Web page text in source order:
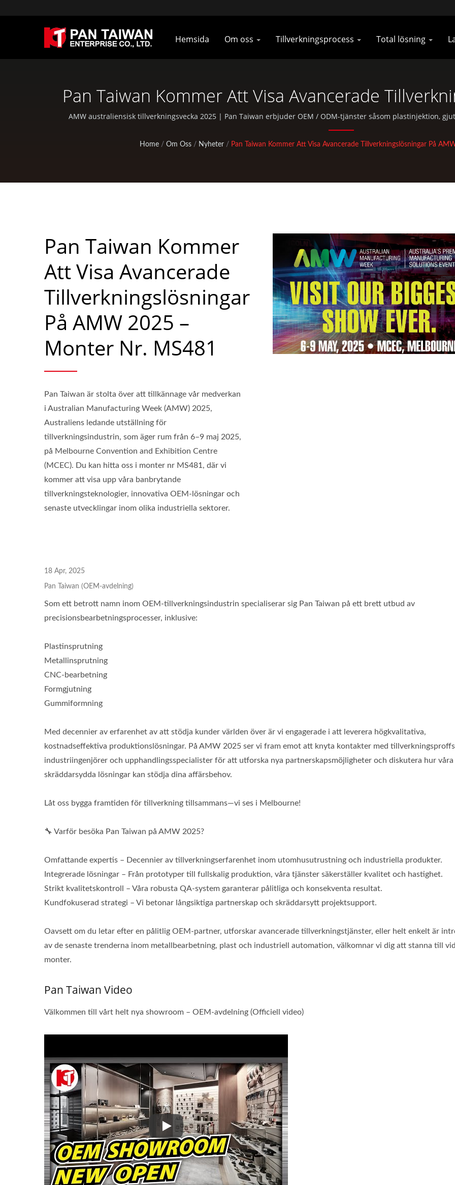
Hemsida Om oss Tillverkningsprocess Total lösning
Pan Taiwan Kommer Att Visa Avancerade
2025 – Monter Nr. MS481 | Kolfiberbilsdelar
Tillverkare | Pan Taiwan
AMW australiensisk tillverkningsvecka 2025 | Pan Taiwan erbjuder OEM / ODM-tjänster såsom plastinjektion,
standarddelar för cyklar och utomhusaktiviteter.
Home / Om Oss / Nyheter / Pan Taiwan Kommer Att Visa Avancerade Tillverkningslösningar På
Pan Taiwan Kommer
Att Visa Avancerade
Tillverkningslösningar
På AMW 2025 –
Monter Nr. MS481
Pan Taiwan är stolta över att tillkännage vår medverkan
i Australian Manufacturing Week (AMW) 2025,
Australiens ledande utställning för
tillverkningsindustrin, som äger rum från 6–9 maj 2025,
på Melbourne Convention and Exhibition Centre
(MCEC). Du kan hitta oss i monter nr MS481, där vi
kommer att visa upp våra banbrytande
tillverkningsteknologier, innovativa OEM-lösningar och
senaste utvecklingar inom olika industriella sektorer.
18 Apr, 2025
Pan Taiwan (OEM-avdelning)
Som ett betrott namn inom OEM-tillverkningsindustrin specialiserar sig Pan Taiwan på ett brett utbud av
precisionsbearbetningsprocesser, inklusive:
Plastinsprutning
Metallinsprutning
CNC-bearbetning
Formgjutning
Gummiformning
Med decennier av erfarenhet av att stödja kunder världen över är vi engagerade i att leverera högkvalitativa,
kostnadseffektiva produktionslösningar. På AMW 2025 ser vi fram emot att knyta kontakter med
industriingenjörer och upphandlingsspecialister för att utforska nya partnerskapsmöjligheter och diskutera hur våra
skräddarsydda lösningar kan stödja dina affärsbehov.
Låt oss bygga framtiden för tillverkning tillsammans—vi ses i Melbourne!
🔧 Varför besöka Pan Taiwan på AMW 2025?
Omfattande expertis – Decennier av tillverkningserfarenhet inom utomhusutrustning och industriella produkter.
Integrerade lösningar – Från prototyper till fullskalig produktion, våra tjänster säkerställer kvalitet och hastighet.
Strikt kvalitetskontroll – Våra robusta QA-system garanterar pålitliga och konsekventa resultat.
Kundfokuserad strategi – Vi betonar långsiktiga partnerskap och skräddarsytt projektsupport.
Oavsett om du letar efter en pålitlig OEM-partner, utforskar avancerade tillverkningstjänster, eller helt enkelt är
av de senaste trenderna inom metallbearbetning, plast och industriell automation, välkomnar vi dig att stanna till
monter.
Pan Taiwan Video
Välkommen till vårt helt nya showroom – OEM-avdelning (Officiell video)
Välkommen till vårt helt nya showroom – OEM-avdelning (Officiell video)
Portabla Multiverktyg Specialtillverkad Påse